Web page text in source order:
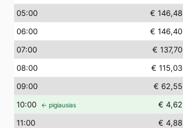
05:00 € 146,48
06:00 € 146,40
07:00 € 137,70
08:00 € 115,03
09:00 € 62,55
10:00 ← pigiausias € 4,62
11:00 € 4,88